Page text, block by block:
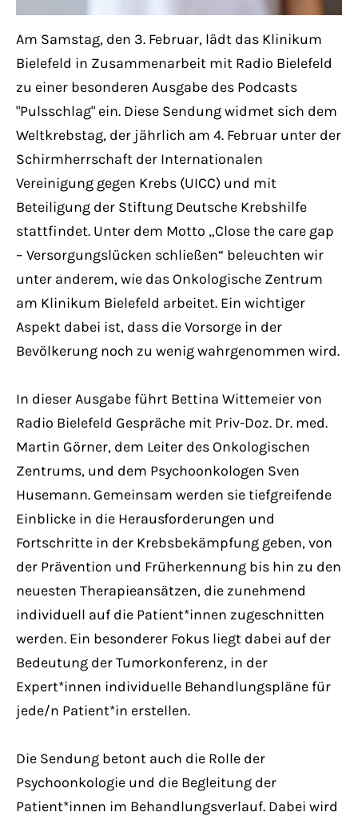
Drop us a line
info@yourdomain.com
About us
Lorem ipsum dolor sit amet, consectetuer
adipiscing elit.
Aenean commodo ligula eget dolor. Aenean
massa. Cum sociis natoque penatibus et
magnis dis parturient montes, nascetur
ridiculus mus. Donec quam felis, ultricies
nec.
Am Samstag, den 3. Februar, lädt das Klinikum
Bielefeld in Zusammenarbeit mit Radio Bielefeld
zu einer besonderen Ausgabe des Podcasts
"Pulsschlag" ein. Diese Sendung widmet sich dem
Weltkrebstag, der jährlich am 4. Februar unter der
Schirmherrschaft der Internationalen
Vereinigung gegen Krebs (UICC) und mit
Beteiligung der Stiftung Deutsche Krebshilfe
stattfindet. Unter dem Motto „Close the care gap
– Versorgungslücken schließen“ beleuchten wir
unter anderem, wie das Onkologische Zentrum
am Klinikum Bielefeld arbeitet. Ein wichtiger
Aspekt dabei ist, dass die Vorsorge in der
Bevölkerung noch zu wenig wahrgenommen wird.
In dieser Ausgabe führt Bettina Wittemeier von
Radio Bielefeld Gespräche mit Priv-Doz. Dr. med.
Martin Görner, dem Leiter des Onkologischen
Zentrums, und dem Psychoonkologen Sven
Husemann. Gemeinsam werden sie tiefgreifende
Einblicke in die Herausforderungen und
Fortschritte in der Krebsbekämpfung geben, von
der Prävention und Früherkennung bis hin zu den
neuesten Therapieansätzen, die zunehmend
individuell auf die Patient*innen zugeschnitten
werden. Ein besonderer Fokus liegt dabei auf der
Bedeutung der Tumorkonferenz, in der
Expert*innen individuelle Behandlungspläne für
jede/n Patient*in erstellen.
Die Sendung betont auch die Rolle der
Psychoonkologie und die Begleitung der
Patient*innen im Behandlungsverlauf. Dabei wird